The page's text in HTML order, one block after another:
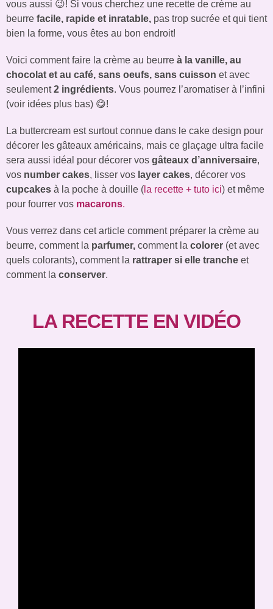
vous aussi 😉! Si vous cherchez une recette de crème au
beurre facile, rapide et inratable, pas trop sucrée et qui tient
bien la forme, vous êtes au bon endroit!
Voici comment faire la crème au beurre à la vanille, au
chocolat et au café, sans oeufs, sans cuisson et avec
seulement2 ingrédients. Vous pourrez l’aromatiser à l’infini
(voir idées plus bas) 😋!
La buttercream est surtout connue dans le cake design pour
décorer les gâteaux américains, mais ce glaçage ultra facile
sera aussi idéal pour décorer vos gâteaux d’anniversaire,
vos number cakes, lisser vos layer cakes, décorer vos
cupcakes à la poche à douille ( la recette + tuto ici) et même
pour fourrer vos macarons.
Vous verrez dans cet article comment préparer la crème au
beurre, comment la parfumer, comment la colorer (et avec
quels colorants), comment la rattraper si elle tranche et
comment la conserver.
LA RECETTE EN VIDÉO